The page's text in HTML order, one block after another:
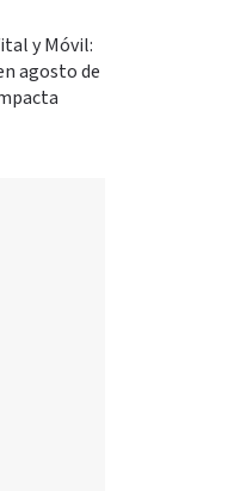
y Móvil:
agosto de